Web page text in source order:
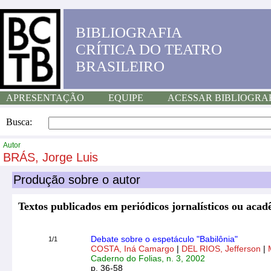
BIBLIOGRAFIA
CRÍTICA DO TEATRO
BRASILEIRO
APRESENTAÇÃO EQUIPE ACESSAR
Busca:
Autor
BRÁS, Jorge Luis
Produção sobre o autor
Textos publicados em periódicos jornalísticos ou
1/1
Debate sobre o espetáculo "Babilônia"
COSTA, Iná Camargo | DEL RIOS, Jefferson |
Caderno do Folias, n. 3, 2002
p. 36-58